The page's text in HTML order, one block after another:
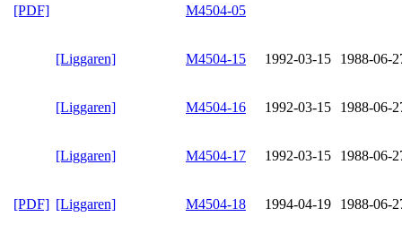
[PDF] M4504-05
[Liggaren] M4504-15 1992-03-15 1988-06-
[Liggaren] M4504-16 1992-03-15 1988-06-
[Liggaren] M4504-17 1992-03-15 1988-06-
[PDF] [Liggaren] M4504-18 1994-04-19 1988-06-